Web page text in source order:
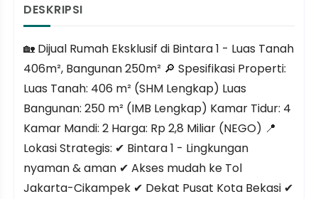
DESKRIPSI
🏡 Dijual Rumah Eksklusif di Bintara 1 - Luas Tanah
406m², Bangunan 250m² 🔎 Spesifikasi Properti:
Luas Tanah: 406 m² (SHM Lengkap) Luas
Bangunan: 250 m² (IMB Lengkap) Kamar Tidur: 4
Kamar Mandi: 2 Harga: Rp 2,8 Miliar (NEGO) 📍
Lokasi Strategis: ✔ Bintara 1 - Lingkungan
nyaman & aman ✔ Akses mudah ke Tol
Jakarta-Cikampek ✔ Dekat Pusat Kota Bekasi ✔